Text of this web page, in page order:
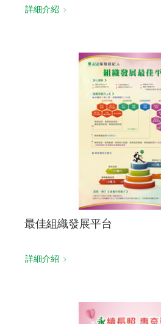
詳細介紹
最佳組織發展平台
詳細介紹